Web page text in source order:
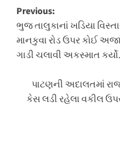
Post
navigation
Previous:
ભુજ તાલુકાનાં ખડિયા
માનકુવા રોડ ઉપર કોઈ
ગાડી ચલાવી અકસ્માત કર્યો.
પાટણની અદાલતમાં
કેસ લડી રહેલા વકીલ